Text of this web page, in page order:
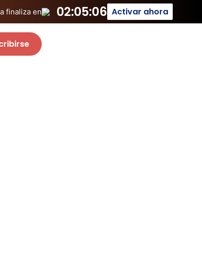
finaliza en 02:05:06 Activar ahora